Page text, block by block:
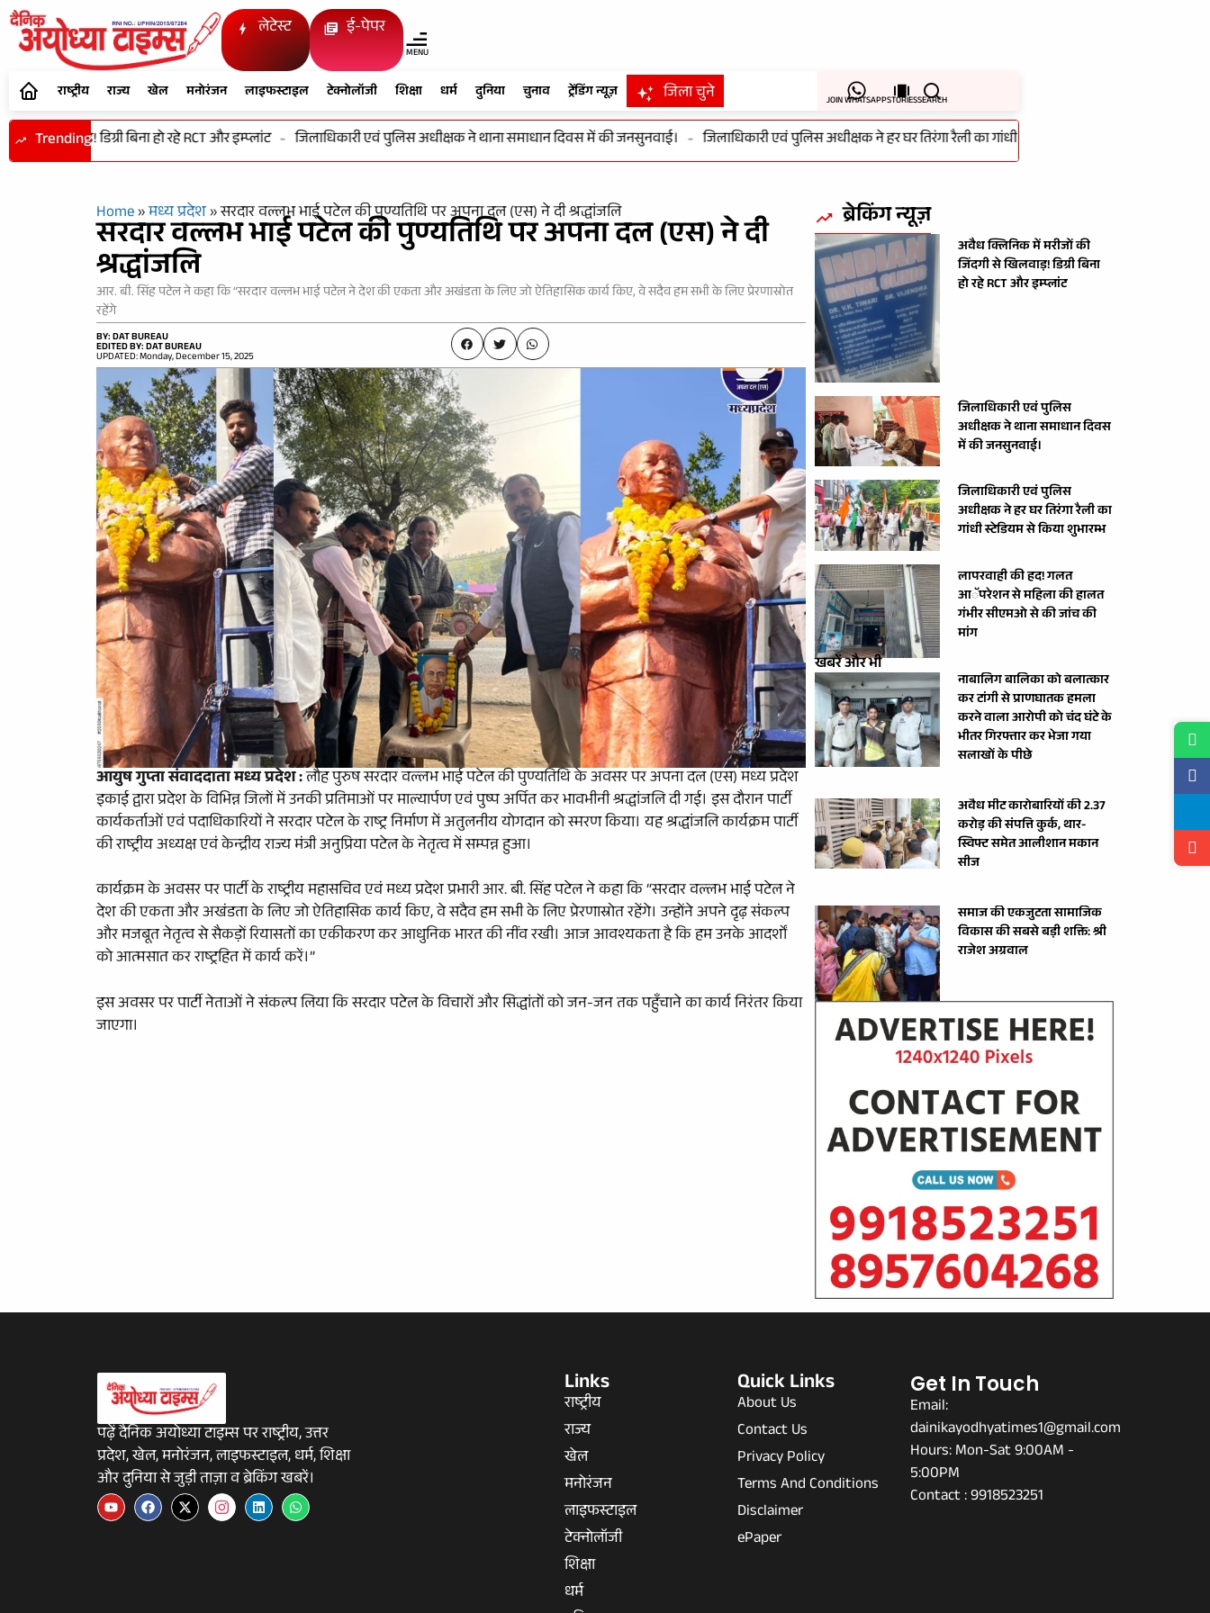
लेटेस्ट ई-पेपर
MENU
राष्ट्रीय राज्य खेल मनोरंजन लाइफस्टाइल टेक्नोलॉजी शिक्षा धर्म दुनिया चुनाव ट्रेंडिंग न्यूज़ जिला चुने JOIN WHATSAPPSTORIESSEARCH
Trending
डिग्री बिना हो रहे RCT और इम्प्लांट - जिलाधिकारी एवं पुलिस अधीक्षक ने थाना समाधान दिवस में की जनसुनवाई। - जिलाधिकारी एवं पुलिस अधीक्षक ने हर घर तिरंगा रैली का गांधी स्टेडियम से किया शुभारम्भ
Home»मध्य प्रदेश»सरदार वल्लभ भाई पटेल की पुण्यतिथि पर अपना दल (एस) ने दी श्रद्धांजलि
सरदार वल्लभ भाई पटेल की पुण्यतिथि पर अपना दल (एस) ने दी
श्रद्धांजलि
आर. बी. सिंह पटेल ने कहा कि “सरदार वल्लभ भाई पटेल ने देश की एकता और अखंडता के लिए जो ऐतिहासिक कार्य किए, वे सदैव हम सभी के लिए प्रेरणास्रोत
रहेंगे
BY: DAT BUREAU
EDITED BY: DAT BUREAU
UPDATED: Monday, December 15, 2025
आयुष गुप्ता संवाददाता मध्य प्रदेश :लौह पुरुष सरदार वल्लभ भाई पटेल की पुण्यतिथि के अवसर पर अपना दल (एस) मध्य प्रदेश
इकाई द्वारा प्रदेश के विभिन्न जिलों में उनकी प्रतिमाओं पर माल्यार्पण एवं पुष्प अर्पित कर भावभीनी श्रद्धांजलि दी गई। इस दौरान पार्टी
कार्यकर्ताओं एवं पदाधिकारियों ने सरदार पटेल के राष्ट्र निर्माण में अतुलनीय योगदान को स्मरण किया। यह श्रद्धांजलि कार्यक्रम पार्टी
की राष्ट्रीय अध्यक्ष एवं केन्द्रीय राज्य मंत्री अनुप्रिया पटेल के नेतृत्व में सम्पन्न हुआ।
कार्यक्रम के अवसर पर पार्टी के राष्ट्रीय महासचिव एवं मध्य प्रदेश प्रभारी आर. बी. सिंह पटेल ने कहा कि “सरदार वल्लभ भाई पटेल ने
देश की एकता और अखंडता के लिए जो ऐतिहासिक कार्य किए, वे सदैव हम सभी के लिए प्रेरणास्रोत रहेंगे। उन्होंने अपने दृढ़ संकल्प
और मजबूत नेतृत्व से सैकड़ों रियासतों का एकीकरण कर आधुनिक भारत की नींव रखी। आज आवश्यकता है कि हम उनके आदर्शों
को आत्मसात कर राष्ट्रहित में कार्य करें।”
इस अवसर पर पार्टी नेताओं ने संकल्प लिया कि सरदार पटेल के विचारों और सिद्धांतों को जन-जन तक पहुँचाने का कार्य निरंतर किया
जाएगा।
ब्रेकिंग न्यूज़
अवैध क्लिनिक में मरीजों की
जिंदगी से खिलवाड़! डिग्री बिना
हो रहे RCT और इम्प्लांट
जिलाधिकारी एवं पुलिस
अधीक्षक ने थाना समाधान दिवस
में की जनसुनवाई।
जिलाधिकारी एवं पुलिस
अधीक्षक ने हर घर तिरंगा रैली का
गांधी स्टेडियम से किया शुभारम्भ
लापरवाही की हद! गलत
आॅपरेशन से महिला की हालत
गंभीर सीएमओ से की जांच की
मांग
खबरें और भी
नाबालिग बालिका को बलात्कार
कर टांगी से प्राणघातक हमला
करने वाला आरोपी को चंद घंटे के
भीतर गिरफ्तार कर भेजा गया
सलाखों के पीछे
अवैध मीट कारोबारियों की 2.37
करोड़ की संपत्ति कुर्क, थार-
स्विफ्ट समेत आलीशान मकान
सीज
समाज की एकजुटता सामाजिक
विकास की सबसे बड़ी शक्ति: श्री
राजेश अग्रवाल
पढ़ें दैनिक अयोध्या टाइम्स पर राष्ट्रीय, उत्तर
प्रदेश, खेल, मनोरंजन, लाइफस्टाइल, धर्म, शिक्षा
और दुनिया से जुड़ी ताज़ा व ब्रेकिंग खबरें।
Links
राष्ट्रीय
राज्य
खेल
मनोरंजन
लाइफस्टाइल
टेक्नोलॉजी
शिक्षा
धर्म
Quick Links
About Us
Contact Us
Privacy Policy
Terms And Conditions
Disclaimer
ePaper
Get In Touch
Email:
dainikayodhyatimes1@gmail.com
Hours: Mon-Sat 9:00AM -
5:00PM
Contact : 9918523251